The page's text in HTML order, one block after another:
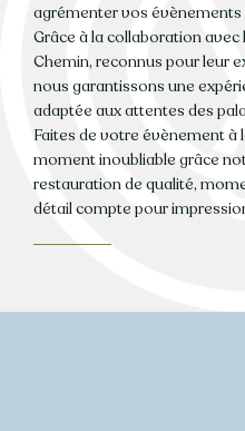
agrémenter vos
Grâce à la collaboration
Chemin, reconnus pour leur
nous garantissons une
adaptée aux attentes des
Faites de votre évènement à
moment inoubliable grâce
restauration de qualité,
détail compte pour